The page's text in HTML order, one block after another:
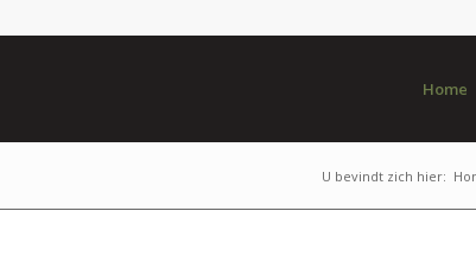
Home
U bevindt zich hier: